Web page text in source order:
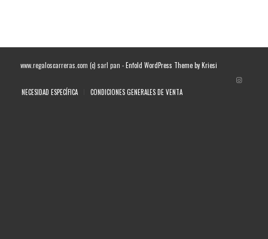
www.regaloscarreras.com (c) sarl pan -Enfold WordPress Theme by Kriesi
NECESIDAD ESPECÍFICA CONDICIONES GENERALES DE VENTA